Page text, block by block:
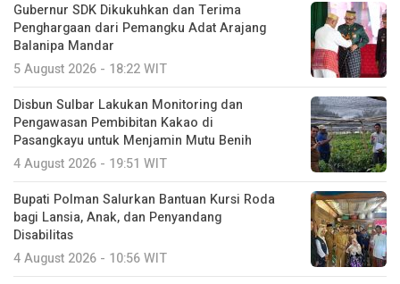
Gubernur SDK Dikukuhkan dan Terima
Penghargaan dari Pemangku Adat Arajang
Balanipa Mandar
5 August 2026 - 18:22 WIT
Disbun Sulbar Lakukan Monitoring dan
Pengawasan Pembibitan Kakao di
Pasangkayu untuk Menjamin Mutu Benih
4 August 2026 - 19:51 WIT
Bupati Polman Salurkan Bantuan Kursi Roda
bagi Lansia, Anak, dan Penyandang
Disabilitas
4 August 2026 - 10:56 WIT